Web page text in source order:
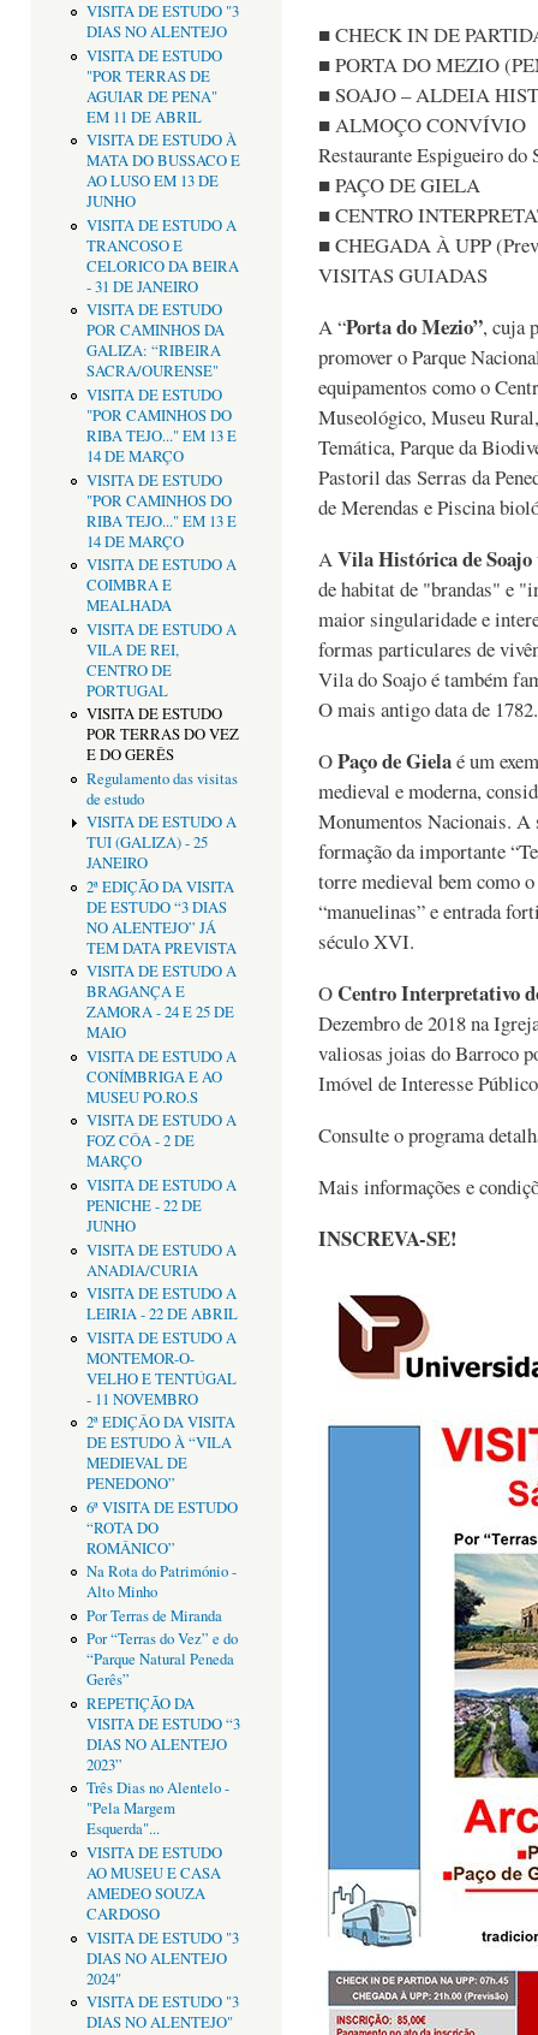
VISITA DE ESTUDO "3
DIAS NO ALENTEJO
VISITA DE ESTUDO
"POR TERRAS DE
AGUIAR DE PENA"
EM 11 DE ABRIL
VISITA DE ESTUDO À
MATA DO BUSSACO E
AO LUSO EM 13 DE
JUNHO
VISITA DE ESTUDO A
TRANCOSO E
CELORICO DA BEIRA
- 31 DE JANEIRO
VISITA DE ESTUDO
POR CAMINHOS DA
GALIZA: “RIBEIRA
SACRA/OURENSE"
VISITA DE ESTUDO
"POR CAMINHOS DO
RIBA TEJO..." EM 13 E
14 DE MARÇO
VISITA DE ESTUDO
"POR CAMINHOS DO
RIBA TEJO..." EM 13 E
14 DE MARÇO
VISITA DE ESTUDO A
COIMBRA E
MEALHADA
VISITA DE ESTUDO A
VILA DE REI,
CENTRO DE
PORTUGAL
VISITA DE ESTUDO
POR TERRAS DO VEZ
E DO GERÊS
Regulamento das visitas
de estudo
VISITA DE ESTUDO A
TUI (GALIZA) - 25
JANEIRO
2ª EDIÇÃO DA VISITA
DE ESTUDO “3 DIAS
NO ALENTEJO” JÁ
TEM DATA PREVISTA
VISITA DE ESTUDO A
BRAGANÇA E
ZAMORA - 24 E 25 DE
MAIO
VISITA DE ESTUDO A
CONÍMBRIGA E AO
MUSEU PO.RO.S
VISITA DE ESTUDO A
FOZ CÔA - 2 DE
MARÇO
VISITA DE ESTUDO A
PENICHE - 22 DE
JUNHO
VISITA DE ESTUDO A
ANADIA/CURIA
VISITA DE ESTUDO A
LEIRIA - 22 DE ABRIL
VISITA DE ESTUDO A
MONTEMOR-O-
VELHO E TENTÚGAL
- 11 NOVEMBRO
2ª EDIÇÂO DA VISITA
DE ESTUDO À “VILA
MEDIEVAL DE
PENEDONO”
6ª VISITA DE ESTUDO
“ROTA DO
ROMÂNICO”
Na Rota do Património -
Alto Minho
Por Terras de Miranda
Por “Terras do Vez” e do
“Parque Natural Peneda
Gerês”
REPETIÇÃO DA
VISITA DE ESTUDO “3
DIAS NO ALENTEJO
2023”
Três Dias no Alentelo -
"Pela Margem
Esquerda"...
VISITA DE ESTUDO
AO MUSEU E CASA
AMEDEO SOUZA
CARDOSO
VISITA DE ESTUDO "3
DIAS NO ALENTEJO
2024"
VISITA DE ESTUDO "3
DIAS NO ALENTEJO"
■ CHECK IN DE
■ PORTA DO MEZIO
■ SOAJO – ALDEIA
■ ALMOÇO CONVÍVIO
Restaurante Espigueiro do
■ PAÇO DE GIELA
■ CENTRO
■ CHEGADA À UPP
VISITAS GUIADAS
A “Porta do Mezio”, cuja
promover o Parque
equipamentos como o
Museológico, Museu
Temática, Parque da
Pastoril das Serras da
de Merendas e Piscina
AVila Histórica de Soajo
de habitat de "brandas" e
maior singularidade e
formas particulares de
Vila do Soajo é também
O mais antigo data de 1782.
OPaço de Gielaé um
medieval e moderna,
Monumentos Nacionais. A
formação da importante
torre medieval bem como
“manuelinas” e entrada
século XVI.
O Centro Interpretativo
Dezembro de 2018 na
valiosas joias do Barroco
Imóvel de Interesse
Consulte o programa
Mais informações e
INSCREVA-SE!